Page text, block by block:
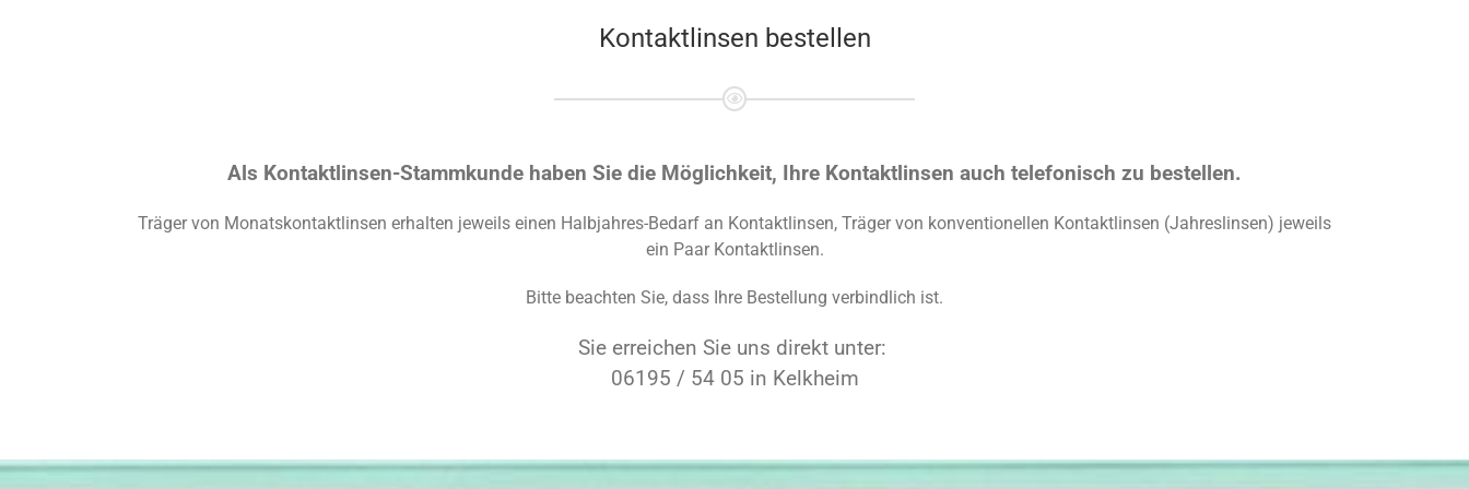
Kontaktlinsen bestellen
Als Kontaktlinsen-Stammkunde haben Sie die Möglichkeit, Ihre Kontaktlinsen auch telefonisch zu bestellen.
Träger von Monatskontaktlinsen erhalten jeweils einen Halbjahres-Bedarf an Kontaktlinsen, Träger von konventionellen Kontaktlinsen (Jahreslinsen) jeweils
ein Paar Kontaktlinsen.
Bitte beachten Sie, dass Ihre Bestellung verbindlich ist.
Sie erreichen Sie uns direkt unter:
06195 / 54 05 in Kelkheim